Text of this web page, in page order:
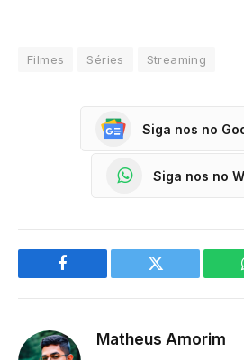
Filmes Séries Streaming
Siga nos no
Siga nos no
Facebook Twitter
Matheus Amorim